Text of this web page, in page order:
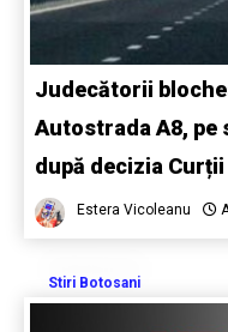
Judecătorii
Autostrada A8, pe
după decizia Curții
Estera Vicoleanu
Stiri Botosani